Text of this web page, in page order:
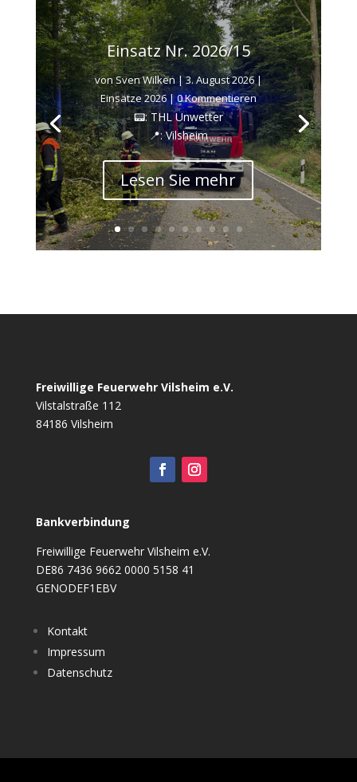
Einsatz Nr. 2026/15
vonSven Wilken|3. August 2026|
Einsätze 2026| 0 Kommentieren
📟: THL Unwetter
📍: Vilsheim
Lesen Sie mehr
Freiwillige Feuerwehr Vilsheim e.V.
Vilstalstraße 112
84186 Vilsheim
Bankverbindung
Freiwillige Feuerwehr Vilsheim e.V.
DE86 7436 9662 0000 5158 41
GENODEF1EBV
Kontakt
Impressum
Datenschutz